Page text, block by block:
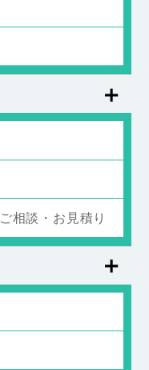
相談・お見積り